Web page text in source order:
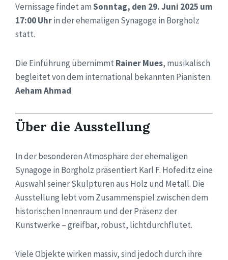
Vernissage findet amSonntag, den 29. Juni 2025 um
17:00 Uhrin der ehemaligen Synagoge in Borgholz
statt.
Die Einführung übernimmt Rainer Mues, musikalisch
begleitet von dem international bekannten Pianisten
Aeham Ahmad.
Über die Ausstellung
In der besonderen Atmosphäre der ehemaligen
Synagoge in Borgholz präsentiert Karl F. Hofeditz eine
Auswahl seiner Skulpturen aus Holz und Metall. Die
Ausstellung lebt vom Zusammenspiel zwischen dem
historischen Innenraum und der Präsenz der
Kunstwerke – greifbar, robust, lichtdurchflutet.
Viele Objekte wirken massiv, sind jedoch durch ihre